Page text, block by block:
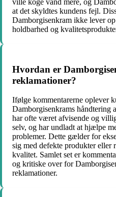
at det skyldtes kundens fejl.
Damborgisenkram ikke lever
holdbarhed og
Hvordan er
reklamationer?
Ifølge kommentarerne oplever
Damborgisenkrams håndtering
har ofte været afvisende og
selv, og har undladt at hjælpe
problemer. Dette gælder for
sig med defekte produkter eller
kvalitet. Samlet set er
og kritiske over for
reklamationer.